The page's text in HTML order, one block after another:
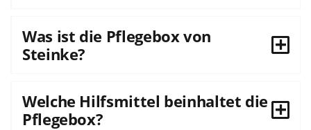
Was ist die Pflegebox von
Steinke?
Welche Hilfsmittel beinhaltet die
Pflegebox?